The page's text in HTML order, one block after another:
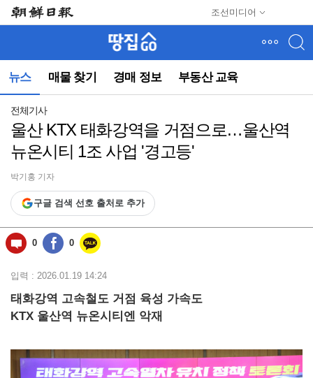
조선미디어
뉴스 매물 찾기 경매 정보 부동산 교육
뉴
(컨
동)
전체기사
울산 KTX 태화강역을 거점으로…울산역
뉴온시티 1조 사업 '경고등'
박기홍 기자
구글 검색 선호 출처로 추가
0 0
입력 : 2026.01.19 14:24
태화강역 고속철도 거점 육성 가속도
KTX 울산역 뉴온시티엔 악재